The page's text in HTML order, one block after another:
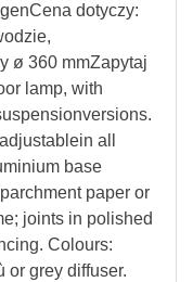
dotyczy:
ø 360 mmZapytaj
lamp, with
all
base
paper or
joints in polished
Colours:
or grey diffuser.